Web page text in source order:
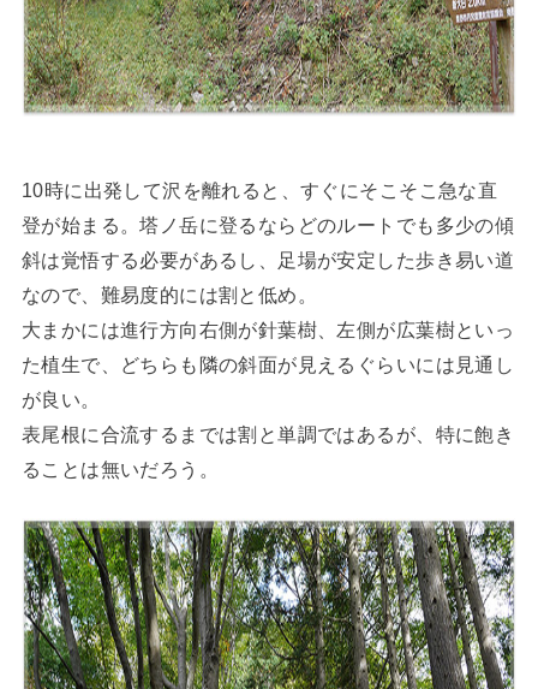
10時に出発して沢を離れると、すぐにそこそこ急な直
登が始まる。塔ノ岳に登るならどのルートでも多少の傾
斜は覚悟する必要があるし、足場が安定した歩き易い道
なので、難易度的には割と低め。
大まかには進行方向右側が針葉樹、左側が広葉樹といっ
た植生で、どちらも隣の斜面が見えるぐらいには見通し
が良い。
表尾根に合流するまでは割と単調ではあるが、特に飽き
ることは無いだろう。